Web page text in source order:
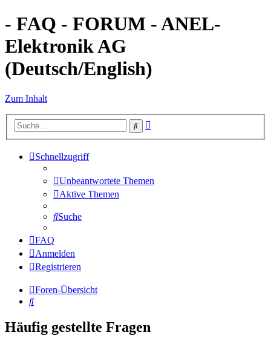
- FAQ - FORUM - ANEL-
Elektronik AG
(Deutsch/English)
Zum Inhalt
Suche
Schnellzugriff
Unbeantwortete Themen
Aktive Themen
Suche
FAQ
Anmelden
Registrieren
Foren-Übersicht
Suche
Häufig gestellte Fragen